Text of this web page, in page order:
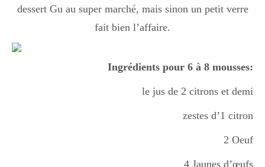
dessert Gu au super marché, mais sinon un petit verre
fait bien l’affaire.
Ingrédients pour 6 à 8 mousses:
le jus de 2 citrons et demi
zestes d’1 citron
2 Oeuf
4 Jaunes d’œufs